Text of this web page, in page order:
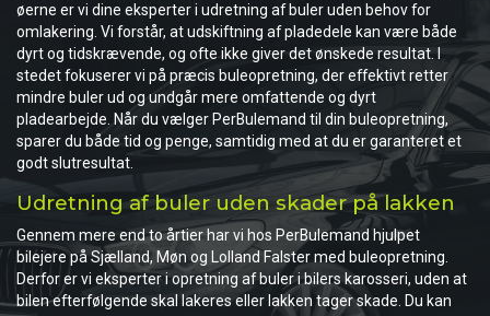
øerne er vi dine eksperter i udretning af buler uden behov for
omlakering. Vi forstår, at udskiftning af pladedele kan være både
dyrt og tidskrævende, og ofte ikke giver det ønskede resultat. I
stedet fokuserer vi på præcis buleopretning, der effektivt retter
mindre buler ud og undgår mere omfattende og dyrt
pladearbejde. Når du vælger PerBulemand til din buleopretning,
sparer du både tid og penge, samtidig med at du er garanteret et
godt slutresultat.
Udretning af buler uden skader på lakken
Gennem mere end to årtier har vi hos PerBulemand hjulpet
bilejere på Sjælland, Møn og Lolland Falster med buleopretning.
Derfor er vi eksperter i opretning af buler i bilers karosseri, uden at
bilen efterfølgende skal lakeres eller lakken tager skade. Du kan